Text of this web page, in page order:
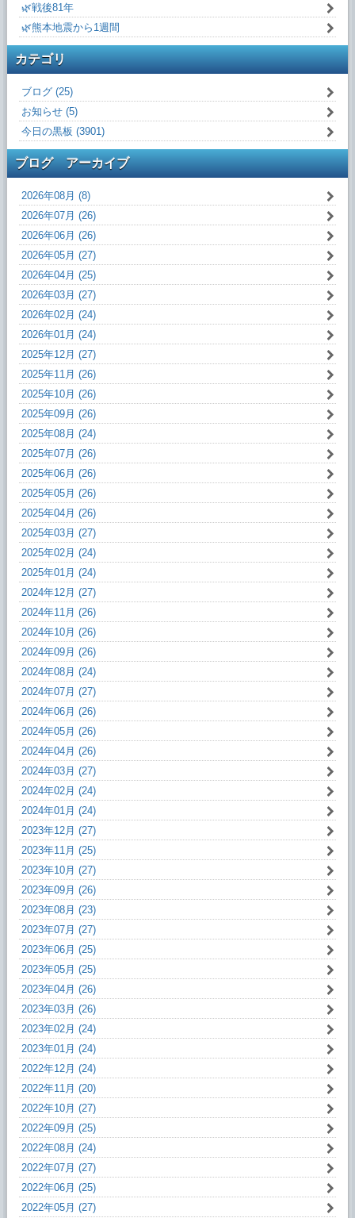
🌿戦後81年
🌿熊本地震から1週間
カテゴリ
ブログ (25)
お知らせ (5)
今日の黒板 (3901)
ブログ アーカイブ
2026年08月 (8)
2026年07月 (26)
2026年06月 (26)
2026年05月 (27)
2026年04月 (25)
2026年03月 (27)
2026年02月 (24)
2026年01月 (24)
2025年12月 (27)
2025年11月 (26)
2025年10月 (26)
2025年09月 (26)
2025年08月 (24)
2025年07月 (26)
2025年06月 (26)
2025年05月 (26)
2025年04月 (26)
2025年03月 (27)
2025年02月 (24)
2025年01月 (24)
2024年12月 (27)
2024年11月 (26)
2024年10月 (26)
2024年09月 (26)
2024年08月 (24)
2024年07月 (27)
2024年06月 (26)
2024年05月 (26)
2024年04月 (26)
2024年03月 (27)
2024年02月 (24)
2024年01月 (24)
2023年12月 (27)
2023年11月 (25)
2023年10月 (27)
2023年09月 (26)
2023年08月 (23)
2023年07月 (27)
2023年06月 (25)
2023年05月 (25)
2023年04月 (26)
2023年03月 (26)
2023年02月 (24)
2023年01月 (24)
2022年12月 (24)
2022年11月 (20)
2022年10月 (27)
2022年09月 (25)
2022年08月 (24)
2022年07月 (27)
2022年06月 (25)
2022年05月 (27)